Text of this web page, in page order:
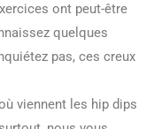
ont peut-être
quelques
pas, ces creux
viennent les hip dips